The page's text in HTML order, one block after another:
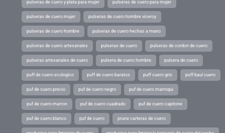
pulseras de cuero y plata para mujer pulseras de cuero para mujer
pulseras de cuero mujer pulseras de cuero hombre viceroy
pulseras de cuero hombre pulseras de cuero hechas a mano
pulseras de cuero artesanales pulseras de cuero pulseras de cordon de cuero
pulseras artesanales de cuero pulsera de cuero hombre pulsera de cuero
puff de cuero ecologico puff de cuero baratos puff cuero gris puff baul cuero
puf de cuero precio puf de cuero negro puf de cuero marroqui
puf de cuero marron puf de cuero cuadrado puf de cuero capitone
puf de cuero blanco puf de cuero prune carteras de cuero